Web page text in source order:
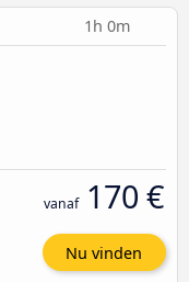
1h 0m
vanaf 170 €
Nu vinden